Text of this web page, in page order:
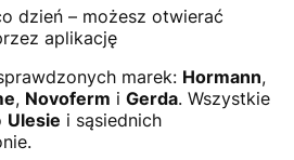
dzień – możesz otwierać
aplikację
marek: Hormann,
, Novoferm i Gerda. Wszystkie
Ulesie i sąsiednich